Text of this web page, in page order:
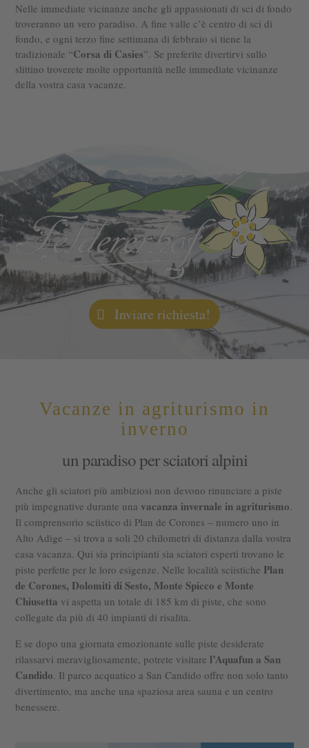
Nelle immediate vicinanze anche gli appassionati di sci di fondo
troveranno un vero paradiso. A fine valle c’è centro di sci di
fondo, e ogni terzo fine settimana di febbraio si tiene la
tradizionale “Corsa di Casies”. Se preferite divertirvi sullo
slittino troverete molte opportunità nelle immediate vicinanze
della vostra casa vacanze.
Inviare richiesta!
Vacanze in agriturismo in
inverno
un paradiso per sciatori alpini
Anche gli sciatori più ambiziosi non devono rinunciare a piste
più impegnative durante una vacanza invernale in agriturismo.
Il comprensorio sciistico di Plan de Corones – numero uno in
Alto Adige – si trova a soli 20 chilometri di distanza dalla vostra
casa vacanza. Qui sia principianti sia sciatori esperti trovano le
piste perfette per le loro esigenze. Nelle località sciistiche Plan
de Corones, Dolomiti di Sesto, Monte Spicco e Monte
Chiusetta vi aspetta un totale di 185 km di piste, che sono
collegate da più di 40 impianti di risalita.
E se dopo una giornata emozionante sulle piste desiderate
rilassarvi meravigliosamente, potrete visitarel’Aquafun a San
Candido. Il parco acquatico a San Candido offre non solo tanto
divertimento, ma anche una spaziosa area sauna e un centro
benessere.